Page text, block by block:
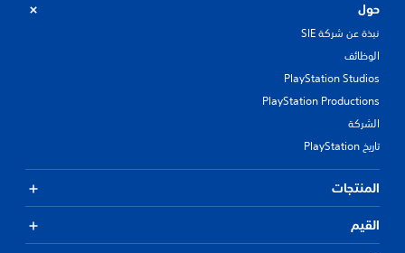
حول
نبذة عن شركة SIE
الوظائف
PlayStation Studios
PlayStation Productions
الشركة
تاريخ PlayStation
المنتجات
القيم